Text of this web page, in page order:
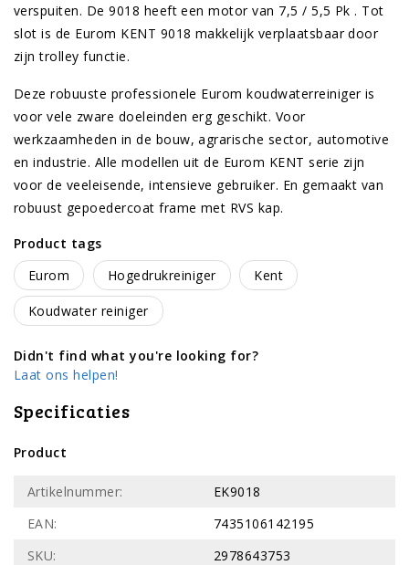
verspuiten. De 9018 heeft een motor van 7,5 / 5,5 Pk . Tot
slot is de Eurom KENT 9018 makkelijk verplaatsbaar door
zijn trolley functie.
Deze robuuste professionele Eurom koudwaterreiniger is
voor vele zware doeleinden erg geschikt. Voor
werkzaamheden in de bouw, agrarische sector, automotive
en industrie. Alle modellen uit de Eurom KENT serie zijn
voor de veeleisende, intensieve gebruiker. En gemaakt van
robuust gepoedercoat frame met RVS kap.
Product tags
Eurom
Hogedrukreiniger Kent
Koudwater reiniger
Didn't find what you're looking for?
Laat ons helpen!
Specificaties
Product
Artikelnummer:
EK9018
EAN:
7435106142195
SKU:
2978643753